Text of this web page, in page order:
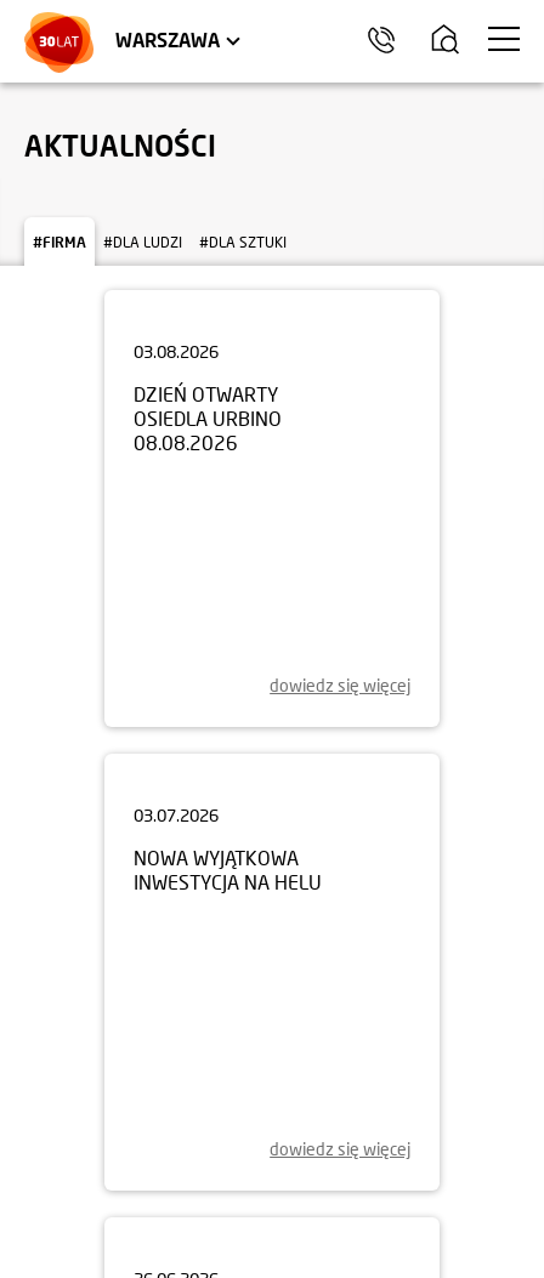
WARSZAWA
HEL
AKTUALNOŚCI
#FIRMA #DLA LUDZI #DLA SZTUKI
DZIEŃ OTWARTY
OSIEDLA URBINO
08.08.2026
dowiedz się więcej
NOWA WYJĄTKOWA
INWESTYCJA NA HELU
dowiedz się więcej